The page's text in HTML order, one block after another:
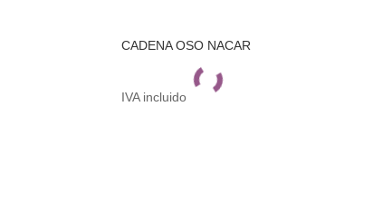
CADENA OSO NACAR
IVA incluido